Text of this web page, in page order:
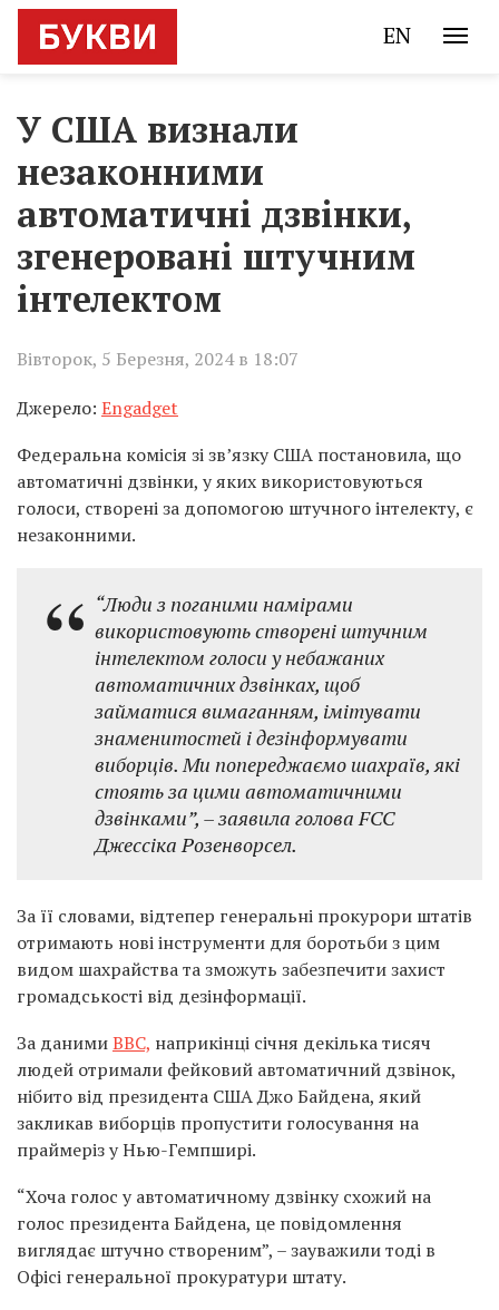
EN
У США визнали
незаконними
автоматичні дзвінки,
згенеровані штучним
інтелектом
Вівторок, 5 Березня, 2024 в 18:07
Джерело: Engadget
Федеральна комісія зі зв’язку США постановила, що
автоматичні дзвінки, у яких використовуються
голоси, створені за допомогою штучного інтелекту, є
незаконними.
“Люди з поганими намірами
використовують створені штучним
інтелектом голоси у небажаних
автоматичних дзвінках, щоб
займатися вимаганням, імітувати
знаменитостей і дезінформувати
виборців. Ми попереджаємо шахраїв, які
стоять за цими автоматичними
дзвінками”, – заявила голова FCC
Джессіка Розенворсел.
За її словами, відтепер генеральні прокурори штатів
отримають нові інструменти для боротьби з цим
видом шахрайства та зможуть забезпечити захист
громадськості від дезінформації.
За данимиBBC, наприкінці січня декілька тисяч
людей отримали фейковий автоматичний дзвінок,
нібито від президента США Джо Байдена, який
закликав виборців пропустити голосування на
праймеріз у Нью-Гемпширі.
“Хоча голос у автоматичному дзвінку схожий на
голос президента Байдена, це повідомлення
виглядає штучно створеним”, – зауважили тоді в
Офісі генеральної прокуратури штату.